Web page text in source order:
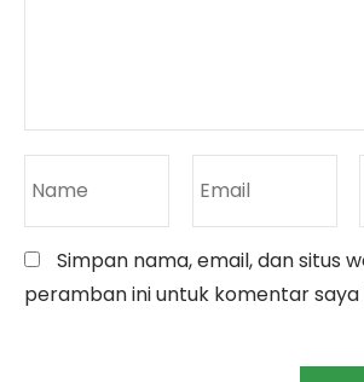
Simpan nama, email, dan situs
peramban ini untuk komentar